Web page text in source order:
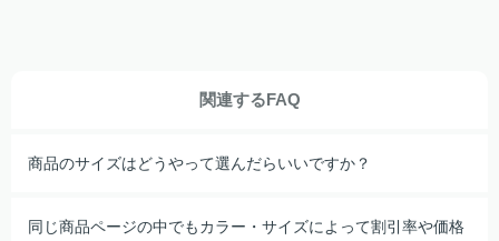
関連するFAQ
商品のサイズはどうやって選んだらいいですか？
同じ商品ページの中でもカラー・サイズによって割引率や価格